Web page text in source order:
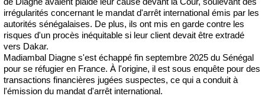
irrégularités concernant le mandat d'arrêt international émis par les
autorités sénégalaises. De plus, ils ont mis en garde contre les
risques d'un procès inéquitable si leur client devait être extradé
vers Dakar.
Madiambal Diagne s'est échappé fin septembre 2025 du Sénégal
pour se réfugier en France. À l'origine, il est sous enquête pour des
transactions financières jugées suspectes, ce qui a conduit à
l'émission du mandat d'arrêt international.